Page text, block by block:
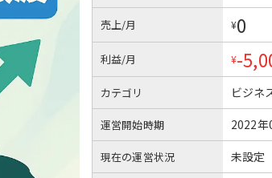
売上/月 ¥0
利益/月 ¥-
カテゴリ ビジネ
運営開始時期 2022年
現在の運営状況 未設定